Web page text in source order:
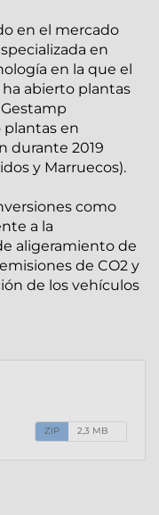
en el mercado
en
en la que el
abierto plantas
en
durante 2019
y Marruecos).
como
a la
aligeramiento de
de CO2 y
de los vehículos
ZIP 2,3 MB